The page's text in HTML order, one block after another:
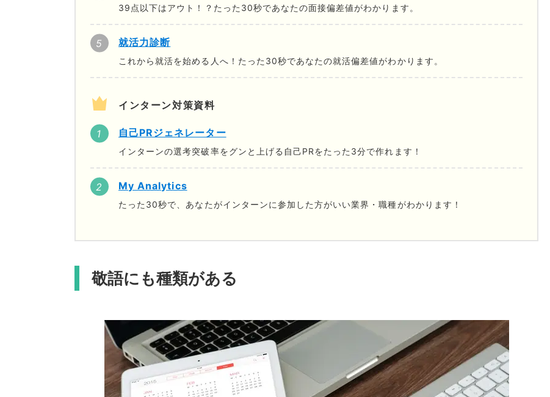
39点以下はアウト！？たった30秒であなたの面接偏差値がわかります。
就活力診断
これから就活を始める人へ！たった30秒であなたの就活偏差値がわかります。
インターン対策資料
自己PRジェネレーター
インターンの選考突破率をグンと上げる自己PRをたった3分で作れます！
My Analytics
たった30秒で、あなたがインターンに参加した方がいい業界・職種がわかります！
敬語にも種類がある